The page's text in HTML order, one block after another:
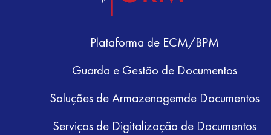
Plataforma de ECM/BPM
Guarda e Gestão de Documentos
Soluções de Armazenagemde Documentos
Serviços de Digitalização de Documentos